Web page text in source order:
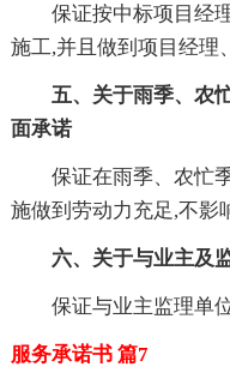
保证按中标项目经
施工,并且做到项目经理
五、关于雨季、农
面承诺
保证在雨季、农忙
施做到劳动力充足,不影
六、关于与业主及
保证与业主监理单
服务承诺书 篇7